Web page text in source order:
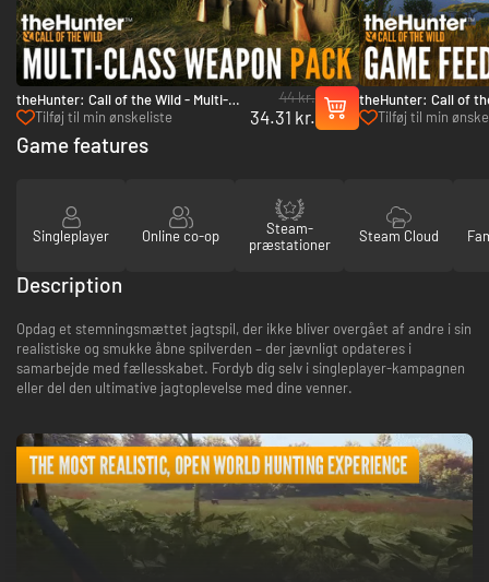
theHunter: Call of the Wild - Multi-
Class Weapon Pack - PC (Steam)
Tilføj til min ønskeliste
44 kr.
34.31 kr.
theHunter: Call of
Feeder Pack 2 - PC
Tilføj til min
Game features
Singleplayer Online co-op
Steam-
præstationer
Steam Cloud
Description
Opdag et stemningsmættet jagtspil, der ikke bliver overgået af andre i sin
realistiske og smukke åbne spilverden – der jævnligt opdateres i
samarbejde med fællesskabet. Fordyb dig selv i singleplayer-kampagnen
eller del den ultimative jagtoplevelse med dine venner.